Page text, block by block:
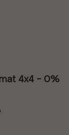
4x4 - 0%